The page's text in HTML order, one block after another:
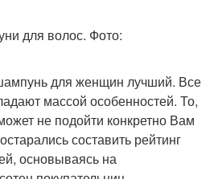
для волос. Фото:
для женщин лучший. Все
массой особенностей. То,
не подойти конкретно Вам
составить рейтинг
основываясь на